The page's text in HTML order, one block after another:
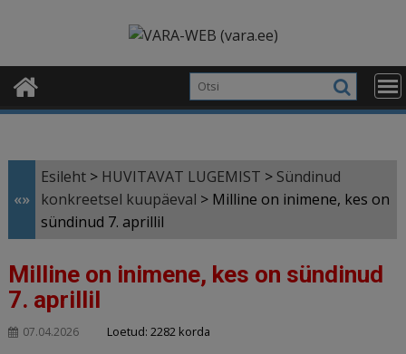
«»
Esileht > HUVITAVAT LUGEMIST > Sündinud
konkreetsel kuupäeval > Milline on inimene, kes on
sündinud 7. aprillil
Milline on inimene, kes on sündinud
7. aprillil
07.04.2026 Loetud: 2282 korda